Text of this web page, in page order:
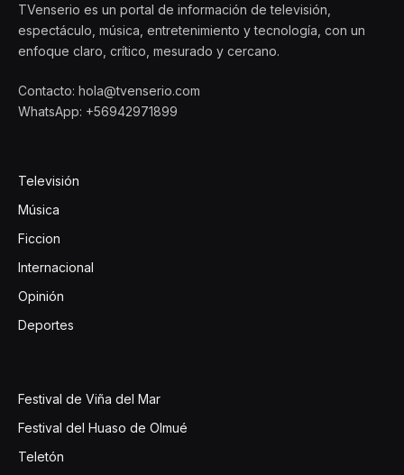
TVenserio es un portal de información de televisión,
espectáculo, música, entretenimiento y tecnología, con un
enfoque claro, crítico, mesurado y cercano.
Contacto: hola@tvenserio.com
WhatsApp: +56942971899
Televisión
Música
Ficcion
Internacional
Opinión
Deportes
Festival de Viña del Mar
Festival del Huaso de Olmué
Teletón